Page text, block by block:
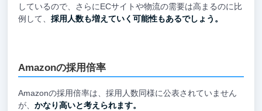
しているので、さらにECサイトや物流の需要は高まるのに比
例して、 採用人数も増えていく可能性もあるでしょう。
Amazonの採用倍率
Amazonの採用倍率は、採用人数同様に公表されていません
が、 かなり高いと考えられます。